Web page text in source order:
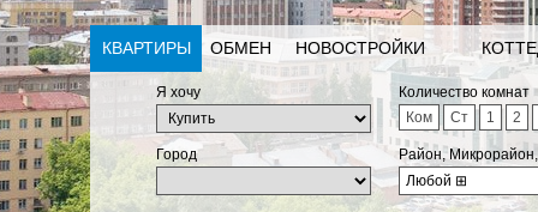
КВАРТИРЫ ОБМЕН НОВОСТРОЙКИ
Я хочу
Количество комнат
Ком
Ст 1 2
Город
Район,
Любой ⊞